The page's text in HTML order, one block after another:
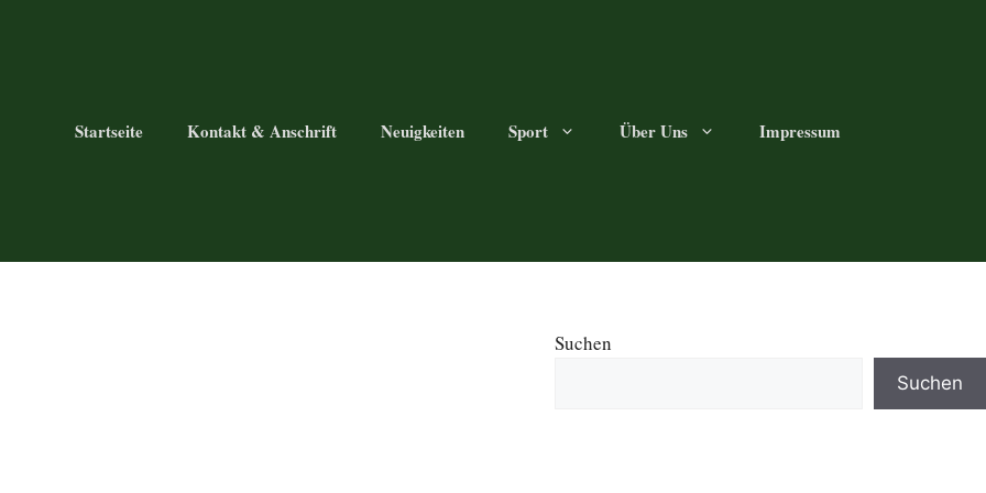
Startseite Kontakt & Anschrift Neuigkeiten Sport Über Uns Impressum
Suchen
Suchen